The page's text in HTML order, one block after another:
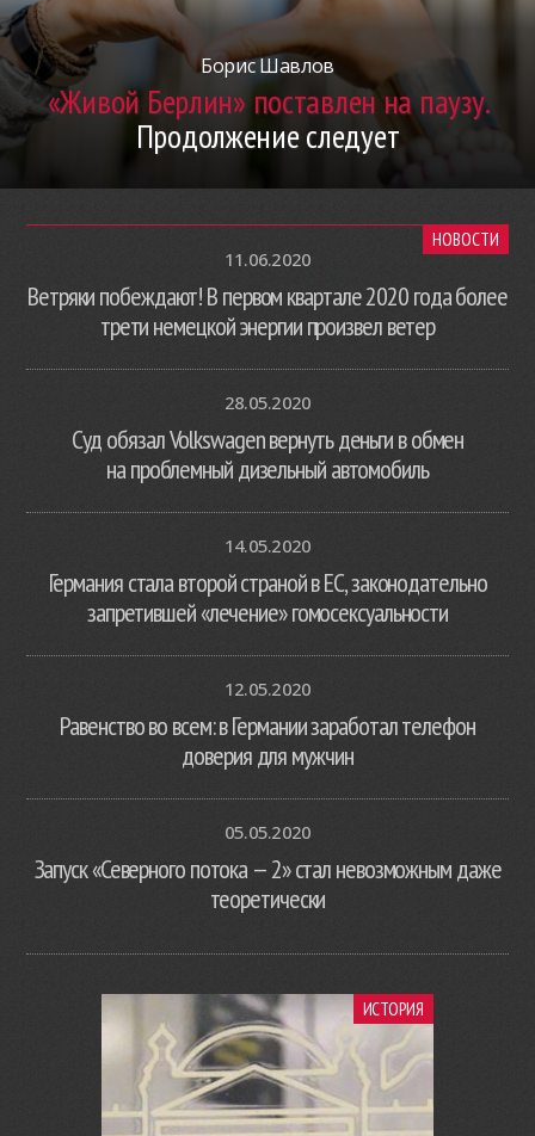
Борис Шавлов
«Живой Берлин» поставлен на паузу.
Продолжение следует
НОВОСТИ
11.06.2020
Ветряки побеждают! В первом квартале 2020 года более
трети немецкой энергии произвел ветер
28.05.2020
Суд обязал Volkswagen вернуть деньги в обмен
на проблемный дизельный автомобиль
14.05.2020
Германия стала второй страной в ЕС, законодательно
запретившей «лечение» гомосексуальности
12.05.2020
Равенство во всем: в Германии заработал телефон
доверия для мужчин
05.05.2020
Запуск «Северного потока — 2» стал невозможным даже
теоретически
ИСТОРИЯ